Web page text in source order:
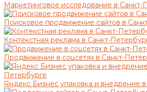
Маркетинговое исследование в Санкт-
Поисковое продвижение сайтов в
Контекстная реклама в Санкт-
Продвижение в соцсетях в Санкт-
Яндекс Бизнес упаковка и внедрение